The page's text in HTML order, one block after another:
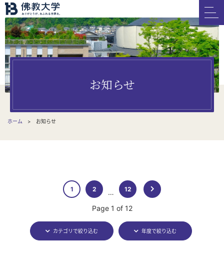
お知らせ
ホーム お知らせ
1 2 … 12
Page 1 of 12
カテゴリで絞り込む 年度で絞り込む